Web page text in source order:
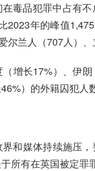
毒品犯罪中占有
2023年的峰值
尔兰人（707人）
增长17%）、伊
）的外籍囚犯人
和媒体持续施压
所有在英国被定罪